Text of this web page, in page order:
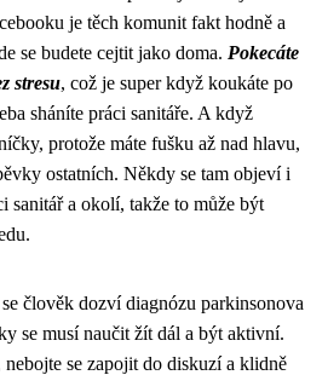
je těch komunit fakt hodně a
se budete cejtit jako doma. Pokecáte
stresu, což je super když koukáte po
sháníte práci sanitáře. A když
protože máte fušku až nad hlavu,
ostatních. Někdy se tam objeví i
sanitář a okolí, takže to může být
člověk dozví diagnózu parkinsonova
se musí naučit žít dál a být aktivní.
nebojte se zapojit do diskuzí a klidně